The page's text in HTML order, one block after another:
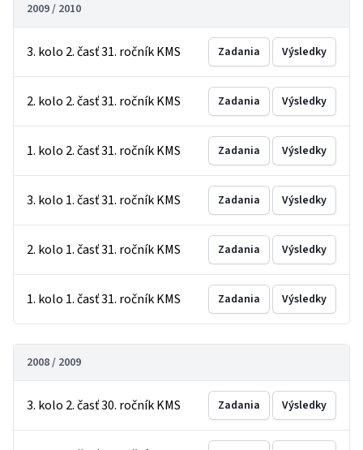
2009 / 2010
3. kolo 2. časť 31. ročník KMS Zadania Výsledky
2. kolo 2. časť 31. ročník KMS Zadania Výsledky
1. kolo 2. časť 31. ročník KMS Zadania Výsledky
3. kolo 1. časť 31. ročník KMS Zadania Výsledky
2. kolo 1. časť 31. ročník KMS Zadania Výsledky
1. kolo 1. časť 31. ročník KMS Zadania Výsledky
2008 / 2009
3. kolo 2. časť 30. ročník KMS Zadania Výsledky